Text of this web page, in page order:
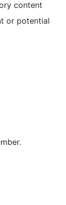
content
or potential